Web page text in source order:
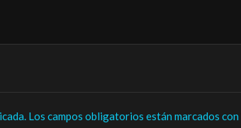
Los campos obligatorios están marcados con